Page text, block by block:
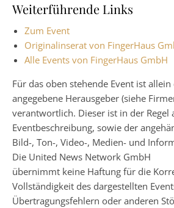
Weiterführende Links
Zum Event
Originalinserat von FingerHaus
Alle Events von FingerHaus GmbH
Für das oben stehende Event ist
angegebene Herausgeber (siehe
verantwortlich. Dieser ist in der Regel
Eventbeschreibung, sowie der
Bild-, Ton-, Video-, Medien- und
Die United News Network GmbH
übernimmt keine Haftung für die
Vollständigkeit des dargestellten
Übertragungsfehlern oder anderen